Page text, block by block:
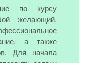
по курсу
желающий,
а также
Для начала